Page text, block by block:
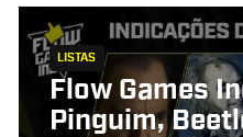
LISTAS
Flow Games
Pinguim,